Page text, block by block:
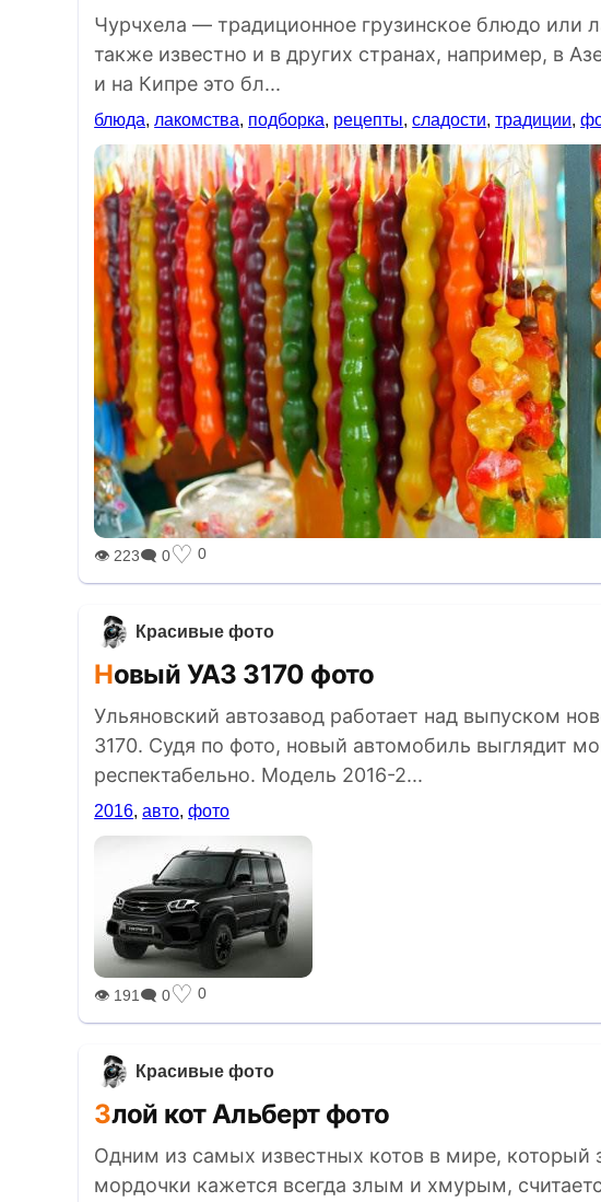
Чурчхела — традиционное грузинское блюдо или
также известно и в других странах, например, в
и на Кипре это бл...
блюда, лакомства, подборка, рецепты,сладости,традиции,
👁 223🗨 0♡ 0
Красивые фото
Новый УАЗ 3170 фото
Ульяновский автозавод работает над выпуском
3170. Судя по фото, новый автомобиль выглядит
респектабельно. Модель 2016-2...
2016,авто,фото
👁 191 🗨 0♡ 0
Красивые фото
Злой кот Альберт фото
Одним из самых известных котов в мире, который
мордочки кажется всегда злым и хмурым,